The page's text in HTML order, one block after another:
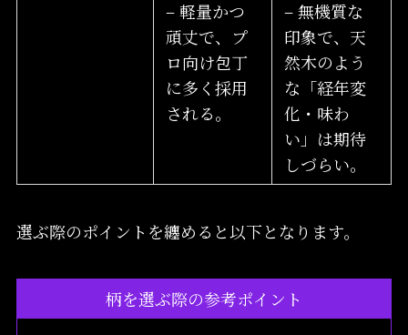
– 軽量かつ
頑丈で、プ
ロ向け包丁
に多く採用
される。
– 無機質な
印象で、天
然木のよう
な「経年変
化・味わ
い」は期待
しづらい。
選ぶ際のポイントを纏めると以下となります。
柄を選ぶ際の参考ポイント